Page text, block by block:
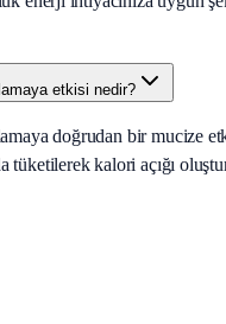
etkisi nedir?
doğrudan bir mucize
kalori açığı